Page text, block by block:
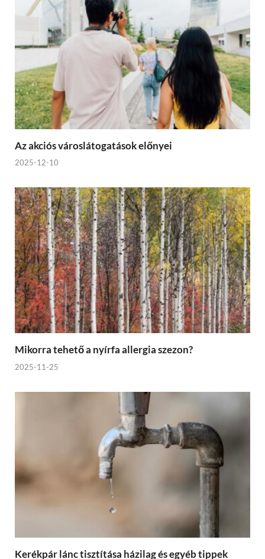
Az akciós városlátogatások előnyei
2025-12-10
Mikorra tehető a nyírfa allergia szezon?
2025-11-25
Kerékpár lánc tisztítása házilag és egyéb tippek